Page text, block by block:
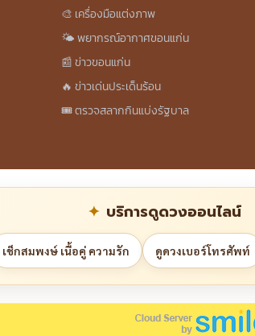
🎨 เครื่องมือแต่งภาพ
🌤️ พยากรณ์อากาศขอนแก่น
📰 ข่าวขอนแก่น
🔥 ข่าวเด่นประเด็นร้อน
🎟️ ตรวจสลากกินแบ่งรัฐบาล
บริการดูดวงออนไลน์
เช็กสมพงษ์ เนื้อคู่ ความรัก ดูดวงเบอร์โทรศัพท์